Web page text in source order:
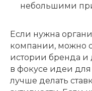
небольшими
Если нужна
компании, можно
истории бренда
в фокусе идеи
лучше делать